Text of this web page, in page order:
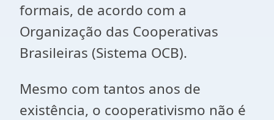
formais, de acordo com a
Organização das Cooperativas
Brasileiras (Sistema OCB).
Mesmo com tantos anos de
existência, o cooperativismo não é